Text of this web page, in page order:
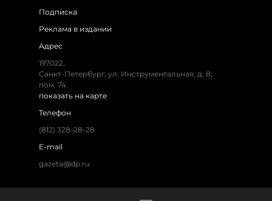
Подписка
Реклама в издании
Адрес
197022,
Санкт-Петербург, ул. Инструментальная, д. 8,
пом. 74.
показать на карте
Телефон
(812) 328-28-28
E-mail
gazeta@dp.ru